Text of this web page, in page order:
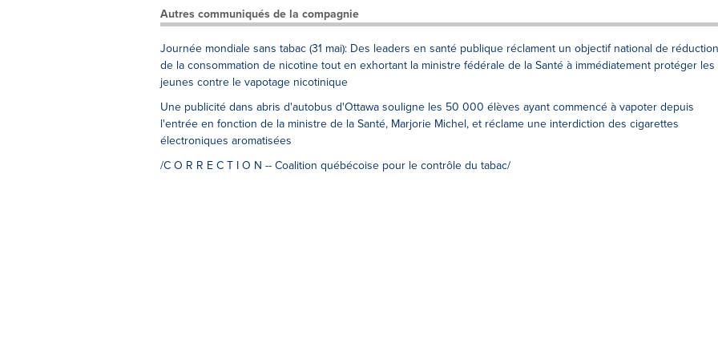
Autres communiqués de la compagnie
Journée mondiale sans tabac (31 mai): Des leaders en santé publique réclament un objectif national de réduction
de la consommation de nicotine tout en exhortant la ministre fédérale de la Santé à immédiatement protéger les
jeunes contre le vapotage nicotinique
Une publicité dans abris d'autobus d'Ottawa souligne les 50 000 élèves ayant commencé à vapoter depuis
l'entrée en fonction de la ministre de la Santé, Marjorie Michel, et réclame une interdiction des cigarettes
électroniques aromatisées
/C O R R E C T I O N -- Coalition québécoise pour le contrôle du tabac/